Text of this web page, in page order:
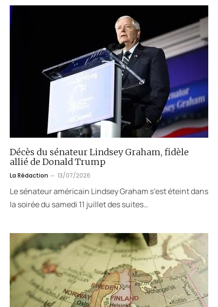
Décès du sénateur Lindsey Graham, fidèle
allié de Donald Trump
La Rédaction 13/07/2026
Le sénateur américain Lindsey Graham s’est éteint dans
la soirée du samedi 11 juillet des suites…